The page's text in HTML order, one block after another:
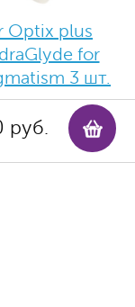
Optix plus
for
3 шт.
руб.